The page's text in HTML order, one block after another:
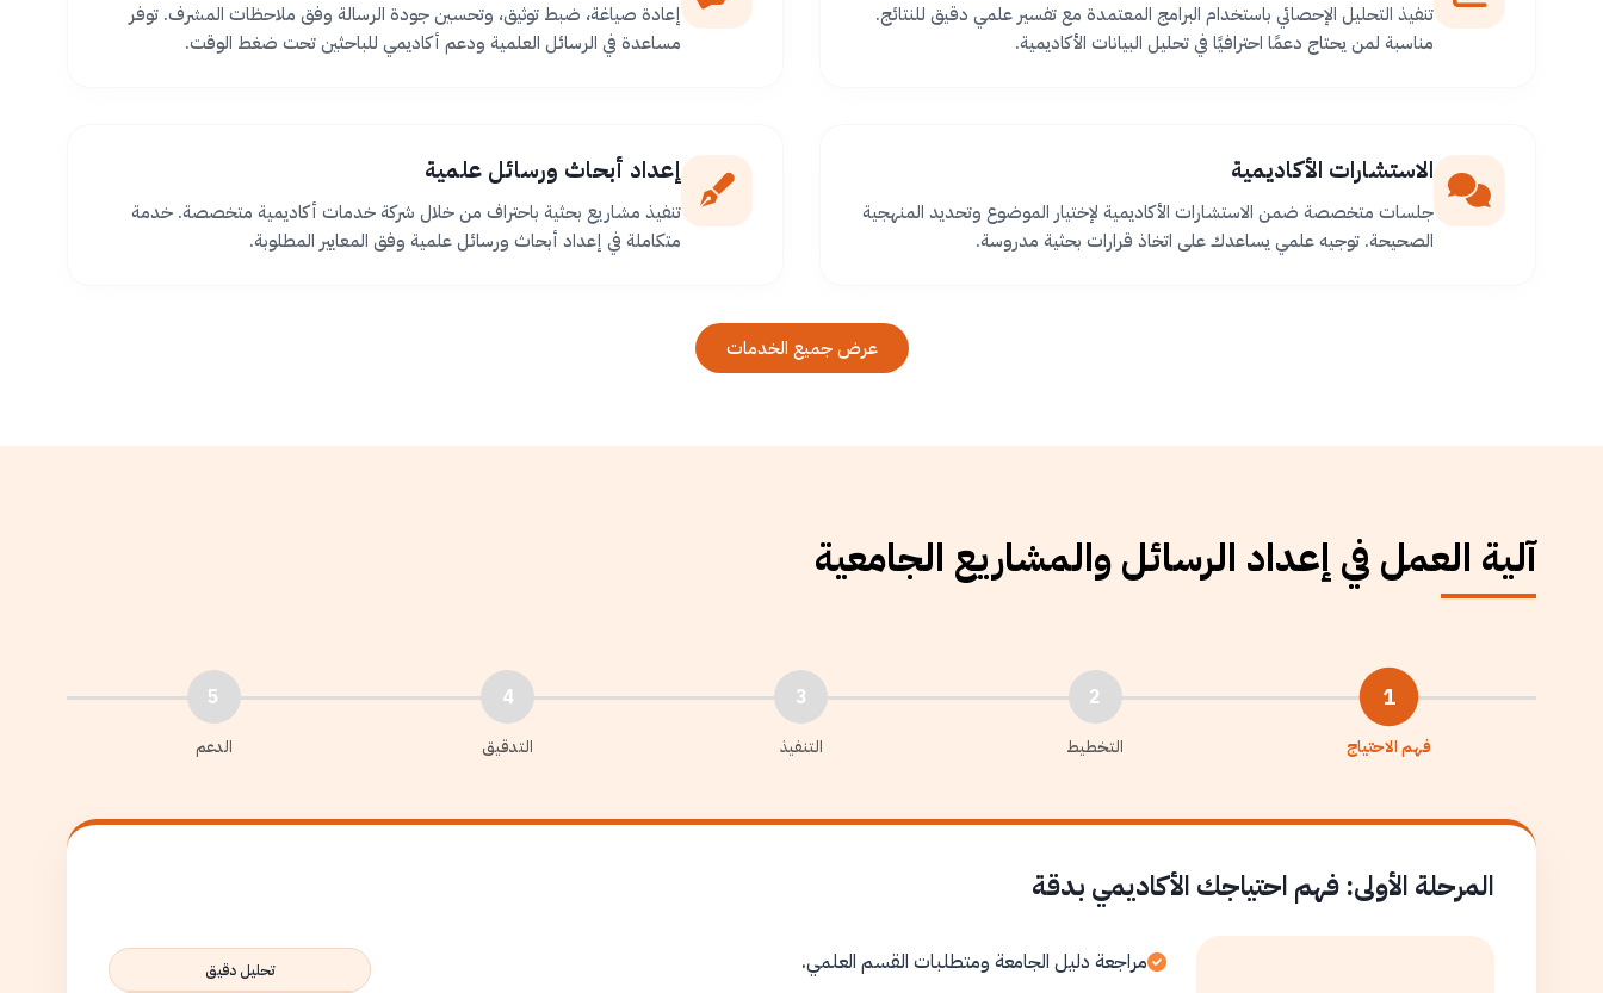
تنفيذ التحليل الإحصائي باستخدام البرامج المعتمدة مع تفسير علمي دقيق للنتائج.
مناسبة لمن يحتاج دعمًا احترافيًا في تحليل البيانات الأكاديمية.
إعادة صياغة، ضبط توثيق، وتحسين جودة الرسالة وفق ملاحظات المشرف. توفر
مساعدة في الرسائل العلمية ودعم أكاديمي للباحثين تحت ضغط الوقت.
الاستشارات الأكاديمية
جلسات متخصصة ضمن الاستشارات الأكاديمية لإختيار الموضوع وتحديد المنهجية
الصحيحة. توجيه علمي يساعدك على اتخاذ قرارات بحثية مدروسة.
إعداد أبحاث ورسائل علمية
تنفيذ مشاريع بحثية باحتراف من خلال شركة خدمات أكاديمية متخصصة. خدمة
متكاملة في إعداد أبحاث ورسائل علمية وفق المعايير المطلوبة.
عرض جميع الخدمات
آلية العمل في إعداد الرسائل والمشاريع الجامعية
1
فهم الاحتياج
2
التخطيط
3
التنفيذ
4
التدقيق
5
الدعم
المرحلة الأولى: فهم احتياجك الأكاديمي بدقة
مراجعة دليل الجامعة ومتطلبات القسم العلمي.
تحليل دقيق